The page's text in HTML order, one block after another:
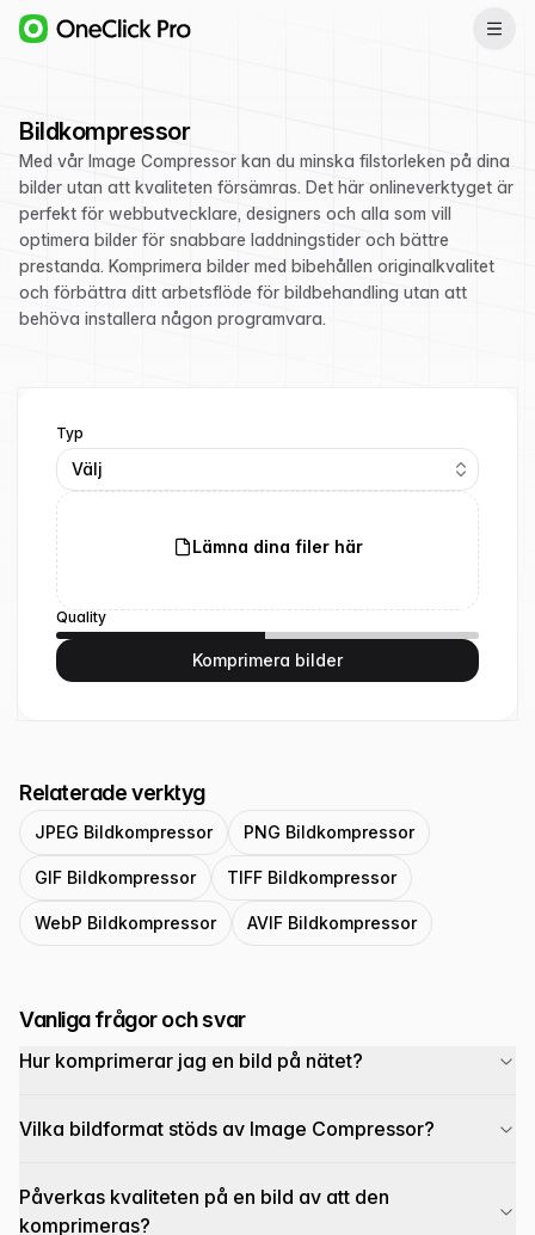
Bildkompressor
Med vår Image Compressor kan du minska filstorleken på dina
bilder utan att kvaliteten försämras. Det här onlineverktyget är
perfekt för webbutvecklare, designers och alla som vill
optimera bilder för snabbare laddningstider och bättre
prestanda. Komprimera bilder med bibehållen originalkvalitet
och förbättra ditt arbetsflöde för bildbehandling utan att
behöva installera någon programvara.
Typ
Välj
Lämna dina filer här
Quality
Komprimera bilder
Relaterade verktyg
JPEG Bildkompressor PNG Bildkompressor
GIF Bildkompressor TIFF Bildkompressor
WebP Bildkompressor AVIF Bildkompressor
Vanliga frågor och svar
Hur komprimerar jag en bild på nätet?
Vilka bildformat stöds av Image Compressor?
Påverkas kvaliteten på en bild av att den
komprimeras?